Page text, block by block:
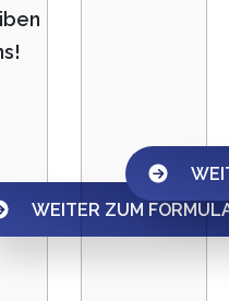
WEITER ZUM